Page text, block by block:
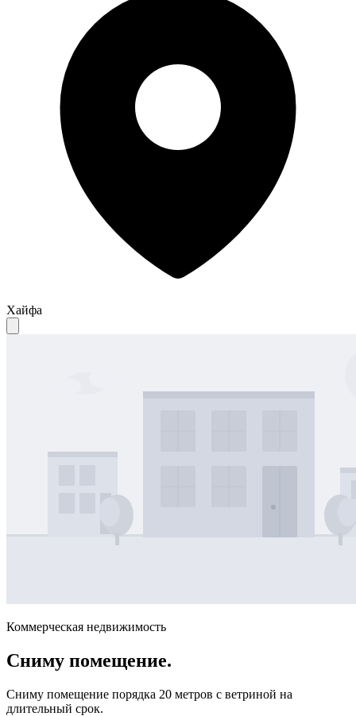
Хайфа
Коммерческая недвижимость
Сниму помещение.
Сниму помещение порядка 20 метров с ветриной на
длительный срок.